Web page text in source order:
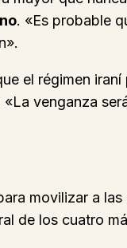
. «Es probable
el régimen
venganza
movilizar a
de los cuatro